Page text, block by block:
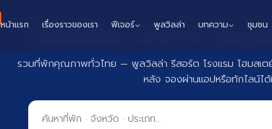
หน้าแรก เรื่องราวของเรา ฟีเจอร์ พูลวิลล่า บทความ ชุมชน
ที่พักทั่วไทย จองง่าย ปลอ
รวมที่พักคุณภาพทั่วไทย — พูลวิลล่า รีสอร์ต โรงแรม โฮมสเต
หลัง จองผ่านแอปหรือทักไลน์ได้